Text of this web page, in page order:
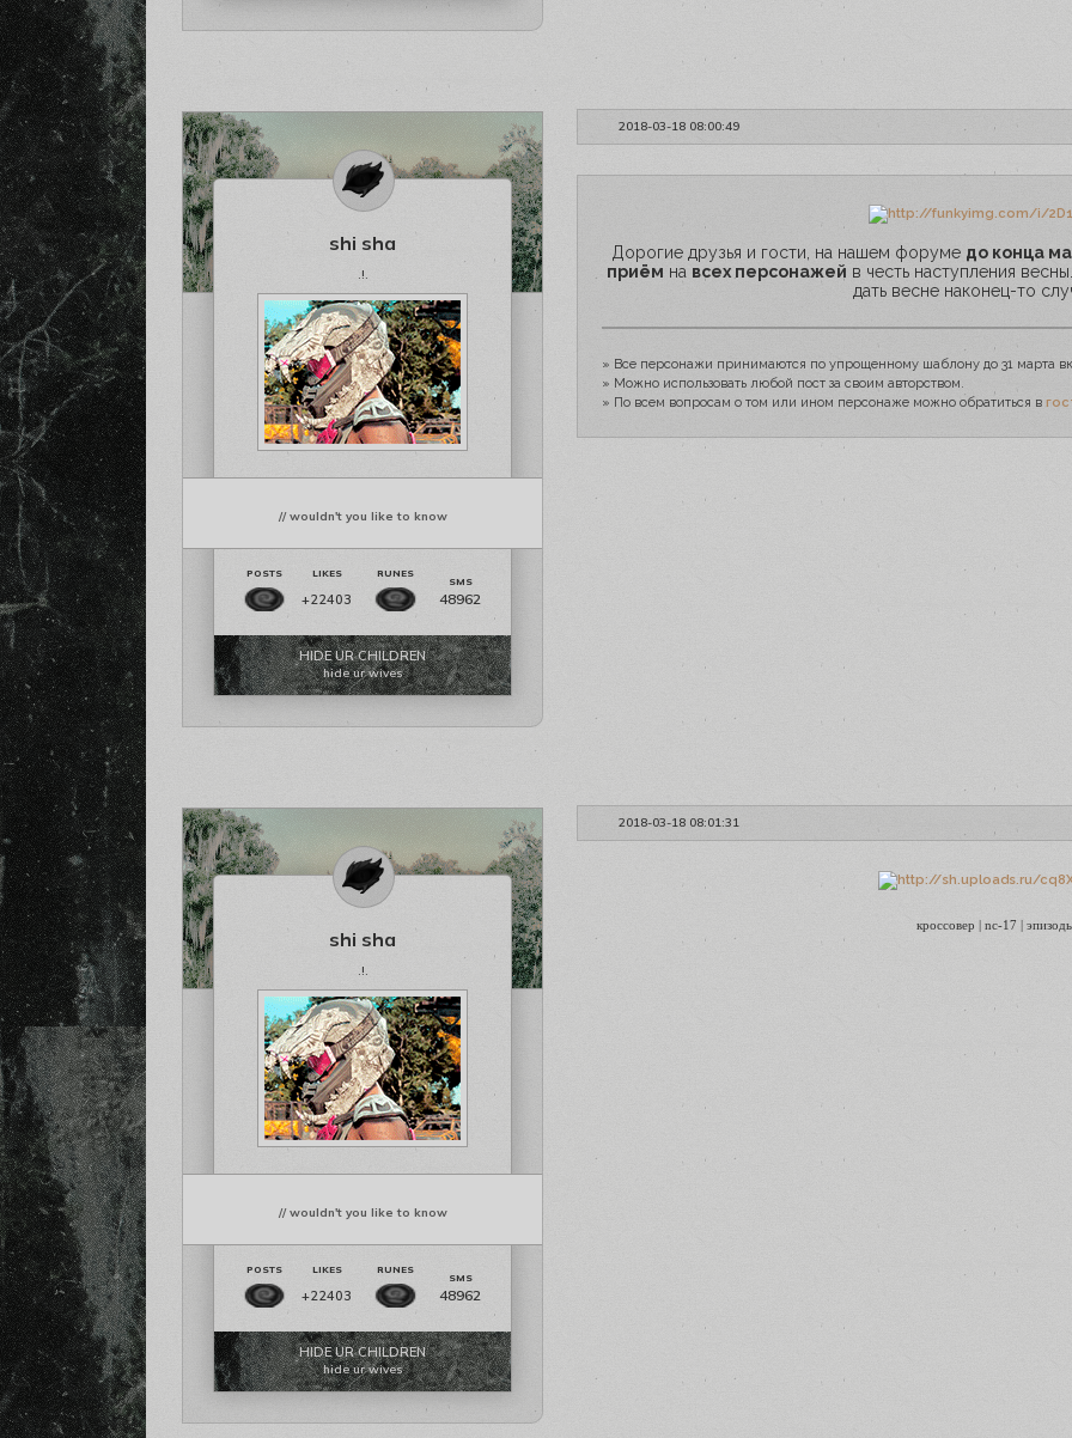
2018-03-18 08:00:49
shi sha
.!.
// wouldn't you like to know
+22403 48962
HIDE UR CHILDREN
hide ur wives
Дорогие друзья и гости, на нашем форуме до конца
приём на всех персонажей в честь наступления
дать весне наконец-то
» Все персонажи принимаются по упрощенному шаблону до 31 марта
» Можно использовать любой пост за своим авторством.
» По всем вопросам о том или ином персонаже можно обратиться в
2018-03-18 08:01:31
shi sha
.!.
// wouldn't you like to know
+22403 48962
HIDE UR CHILDREN
hide ur wives
кроссовер | nc-17 |